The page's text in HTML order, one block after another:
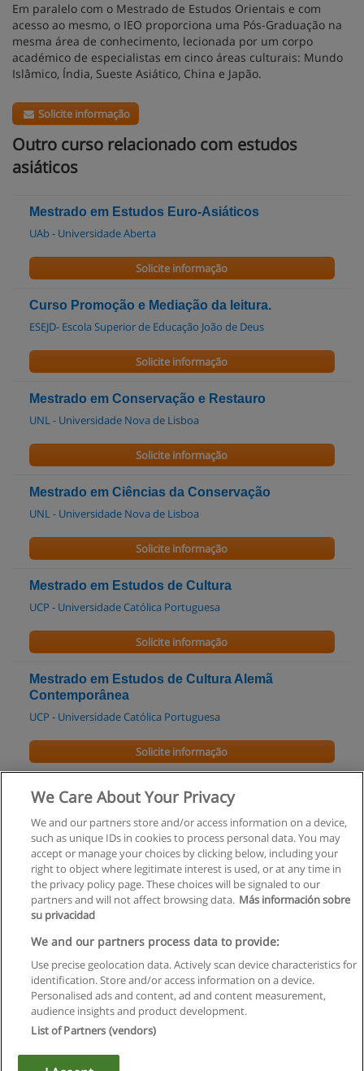
Em paralelo com o Mestrado de Estudos Orientais e com
acesso ao mesmo, o IEO proporciona uma Pós-Graduação na
mesma área de conhecimento, lecionada por um corpo
académico de especialistas em cinco áreas culturais: Mundo
Islâmico, Índia, Sueste Asiático, China e Japão.
Solicite informação
Outro curso relacionado com estudos
asiáticos
Mestrado em Estudos Euro-Asiáticos
UAb - Universidade Aberta
Solicite informação
Curso Promoção e Mediação da leitura.
ESEJD- Escola Superior de Educação João de Deus
Solicite informação
Mestrado em Conservação e Restauro
UNL - Universidade Nova de Lisboa
Solicite informação
Mestrado em Ciências da Conservação
UNL - Universidade Nova de Lisboa
Solicite informação
Mestrado em Estudos de Cultura
UCP - Universidade Católica Portuguesa
Solicite informação
Mestrado em Estudos de Cultura Alemã
Contemporânea
UCP - Universidade Católica Portuguesa
Solicite informação
Mestrado em Filosofia
Solicite informação
Regras de uso
Privacidade de dados
Entrar em contato com Educaedu
Copyright © Educaedu Business S.L. - CIF : B-95610580: -
We Care About Your Privacy
We and our partners store and/or access information on a device,
such as unique IDs in cookies to process personal data. You may
accept or manage your choices by clicking below, including your
right to object where legitimate interest is used, or at any time in
the privacy policy page. These choices will be signaled to our
partners and will not affect browsing data. Más información sobre
su privacidad
We and our partners process data to provide:
Use precise geolocation data. Actively scan device characteristics for
identification. Store and/or access information on a device.
Personalised ads and content, ad and content measurement,
audience insights and product development.
List of Partners (vendors)